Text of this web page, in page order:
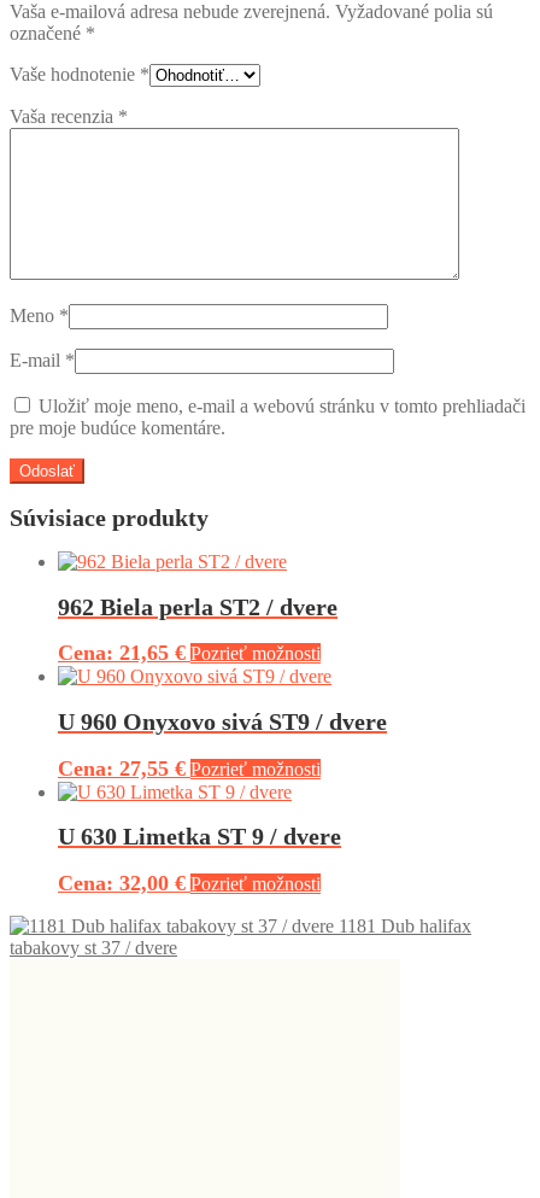
Vaša e-mailová adresa nebude zverejnená. Vyžadované polia sú
označené *
Vaše hodnotenie *
Vaša recenzia *
Meno *
E-mail *
Uložiť moje meno, e-mail a webovú stránku v tomto prehliadači
pre moje budúce komentáre.
Súvisiace produkty
962 Biela perla ST2 / dvere
21,65 € Pozrieť možnosti
U 960 Onyxovo sivá ST9 / dvere
27,55 € Pozrieť možnosti
U 630 Limetka ST 9 / dvere
32,00 € Pozrieť možnosti
1181 Dub halifax
tabakovy st 37 / dvere